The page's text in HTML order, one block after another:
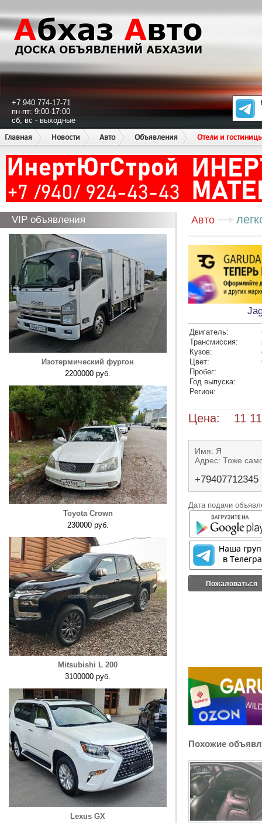
+7 940 774-17-71
пн-пт: 9:00-17:00
сб, вс - выходные
Главная
Новости Авто Объявления Отели и
VIP объявления
Изотермический фургон
2200000 руб.
Toyota Crown
230000 руб.
Mitsubishi L 200
3100000 руб.
Lexus GX
Авто
Двигатель:
Трансмиссия:
Кузов:
Цвет:
Пробег:
Год выпуска:
Регион:
Цена: 11
Имя: Я
Адрес: Тоже
+79407712345
Дата подачи
Пожаловаться
Похожие